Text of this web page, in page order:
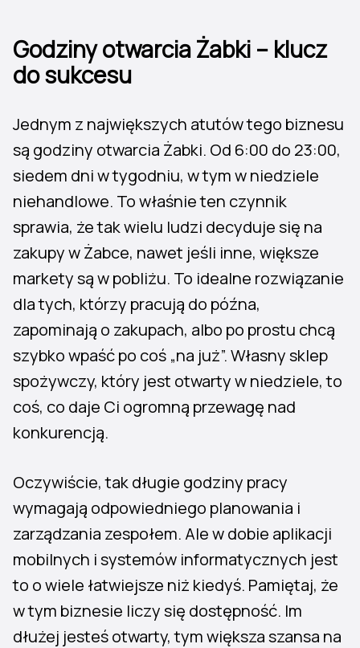
Godziny otwarcia Żabki – klucz
do sukcesu
Jednym z największych atutów tego biznesu
są godziny otwarcia Żabki. Od 6:00 do 23:00,
siedem dni w tygodniu, w tym w niedziele
niehandlowe. To właśnie ten czynnik
sprawia, że tak wielu ludzi decyduje się na
zakupy w Żabce, nawet jeśli inne, większe
markety są w pobliżu. To idealne rozwiązanie
dla tych, którzy pracują do późna,
zapominają o zakupach, albo po prostu chcą
szybko wpaść po coś „na już”. Własny sklep
spożywczy, który jest otwarty w niedziele, to
coś, co daje Ci ogromną przewagę nad
konkurencją.
Oczywiście, tak długie godziny pracy
wymagają odpowiedniego planowania i
zarządzania zespołem. Ale w dobie aplikacji
mobilnych i systemów informatycznych jest
to o wiele łatwiejsze niż kiedyś. Pamiętaj, że
w tym biznesie liczy się dostępność. Im
dłużej jesteś otwarty, tym większa szansa na